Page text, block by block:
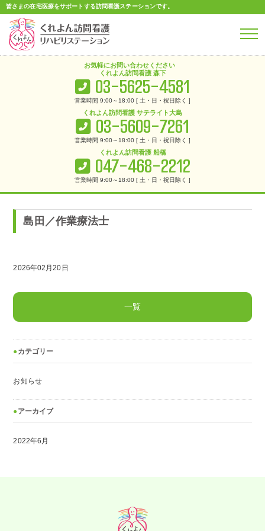
皆さまの在宅医療をサポートする訪問看護ステーションです。
お気軽にお問い合わせ ください
くれよん訪問看護 森下
03-5625-4581
営業時間 9:00～18:00 [ 土・日・祝日除く ]
くれよん訪問看護 サテライト大島
03-5609-7261
営業時間 9:00～18:00 [ 土・日・祝日除く ]
くれよん訪問看護 船橋
047-468-2212
営業時間 9:00～18:00 [ 土・日・祝日除く ]
島田／作業療法士
2026年02月20日
一覧
カテゴリー
お知らせ
アーカイブ
2022年6月